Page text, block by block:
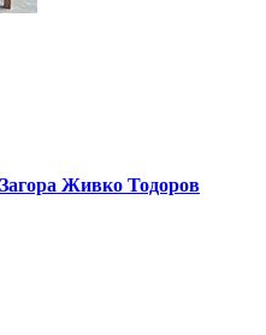
Живко Тодоров